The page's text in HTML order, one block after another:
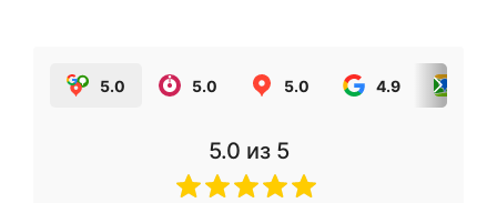
5.0 5.0 5.0 4.9
5.0 из 5